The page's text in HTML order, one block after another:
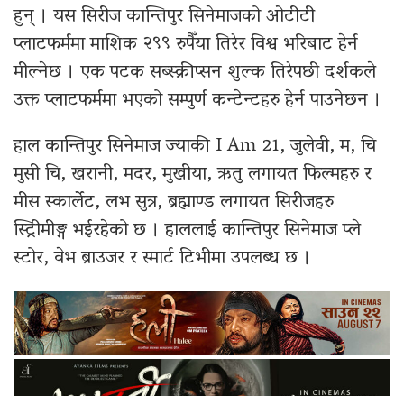
हुन् । यस सिरीज कान्तिपुर सिनेमाजको ओटीटी
प्लाटफर्ममा माशिक २९९ रुपैँया तिरेर विश्व भरिबाट हेर्न
मील्नेछ । एक पटक सब्स्क्रीप्सन शुल्क तिरेपछी दर्शकले
उक्त प्लाटफर्ममा भएको सम्पुर्ण कन्टेन्टहरु हेर्न पाउनेछन ।
हाल कान्तिपुर सिनेमाज ज्याकी I Am 21, जुलेवी, म, चि
मुसी चि, खरानी, मदर, मुखीया, ऋतु लगायत फिल्महरु र
मीस स्कार्लेट, लभ सुत्र, ब्रह्माण्ड लगायत सिरीजहरु
स्ट्रिीमीङ्ग भईरहेको छ । हाललाई कान्तिपुर सिनेमाज प्ले
स्टोर, वेभ ब्राउजर र स्मार्ट टिभीमा उपलब्ध छ ।